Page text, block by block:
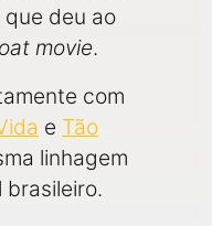
deu ao
movie.
com
e Tão
linhagem
brasileiro.